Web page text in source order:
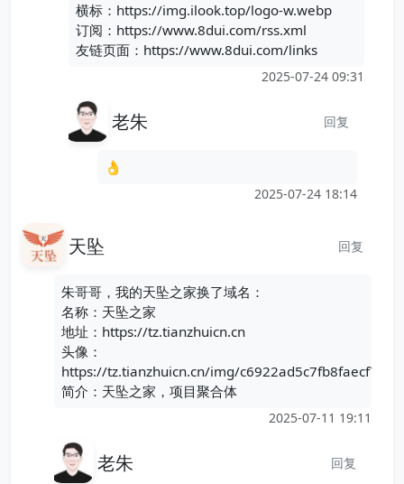
横标：https://img.ilook.top/logo-w.webp
订阅：https://www.8dui.com/rss.xml
友链页面：https://www.8dui.com/links
2025-07-24 09:31
老朱 回复
👌
2025-07-24 18:14
天坠 回复
朱哥哥，我的天坠之家换了域名：
名称：天坠之家
地址：https://tz.tianzhuicn.cn
头像：
https://tz.tianzhuicn.cn/img/
简介：天坠之家，项目聚合体
2025-07-11 19:11
老朱 回复